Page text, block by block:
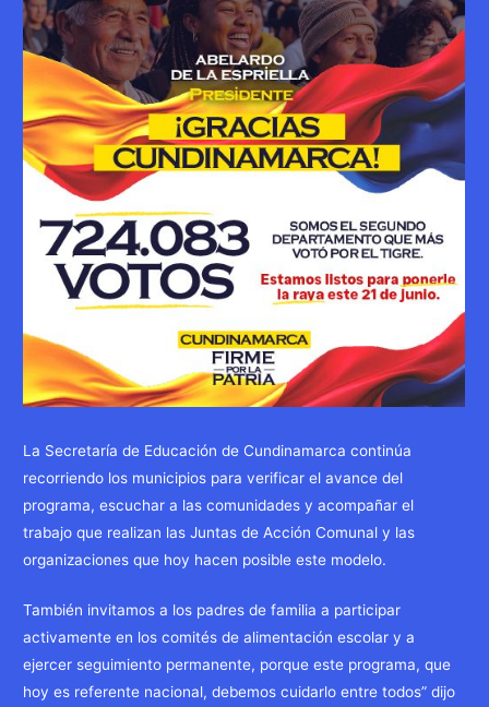
La Secretaría de Educación de Cundinamarca continúa
recorriendo los municipios para verificar el avance del
programa, escuchar a las comunidades y acompañar el
trabajo que realizan las Juntas de Acción Comunal y las
organizaciones que hoy hacen posible este modelo.
También invitamos a los padres de familia a participar
activamente en los comités de alimentación escolar y a
ejercer seguimiento permanente, porque este programa, que
hoy es referente nacional, debemos cuidarlo entre todos” dijo